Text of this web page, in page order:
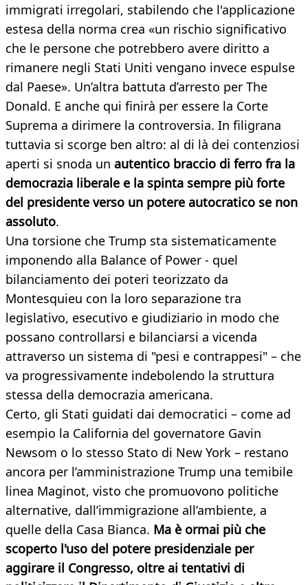
immigrati irregolari, stabilendo che l'applicazione
estesa della norma crea «un rischio significativo
che le persone che potrebbero avere diritto a
rimanere negli Stati Uniti vengano invece espulse
dal Paese». Un’altra battuta d’arresto per The
Donald. E anche qui finirà per essere la Corte
Suprema a dirimere la controversia. In filigrana
tuttavia si scorge ben altro: al di là dei contenziosi
aperti si snoda un autentico braccio di ferro fra la
democrazia liberale e la spinta sempre più forte
del presidente verso un potere autocratico se non
assoluto.
Una torsione che Trump sta sistematicamente
imponendo alla Balance of Power - quel
bilanciamento dei poteri teorizzato da
Montesquieu con la loro separazione tra
legislativo, esecutivo e giudiziario in modo che
possano controllarsi e bilanciarsi a vicenda
attraverso un sistema di "pesi e contrappesi" – che
va progressivamente indebolendo la struttura
stessa della democrazia americana.
Certo, gli Stati guidati dai democratici – come ad
esempio la California del governatore Gavin
Newsom o lo stesso Stato di New York – restano
ancora per l’amministrazione Trump una temibile
linea Maginot, visto che promuovono politiche
alternative, dall’immigrazione all’ambiente, a
quelle della Casa Bianca. Ma è ormai più che
scoperto l'uso del potere presidenziale per
aggirare il Congresso, oltre ai tentativi di